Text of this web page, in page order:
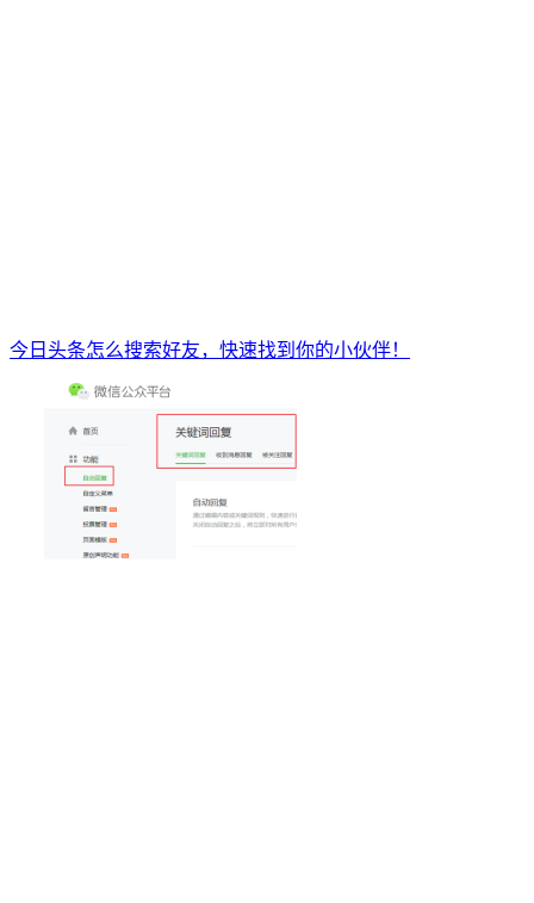
今日头条怎么搜索好友，快速找到你的小伙伴！